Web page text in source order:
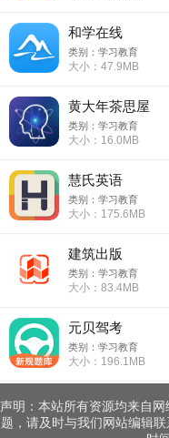
和学在线
类别：学习教育
大小：47.9MB
黄大年茶思屋
类别：学习教育
大小：16.0MB
慧氏英语
类别：学习教育
大小：175.6MB
建筑出版
类别：学习教育
大小：83.4MB
元贝驾考
类别：学习教育
大小：196.1MB
声明：本站所有资源均来自
题，请及时与我们网站编辑